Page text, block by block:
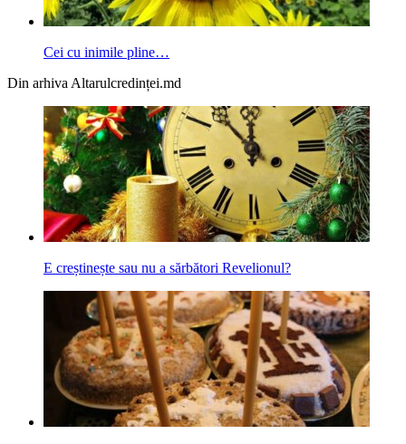
Cei cu inimile pline…
Din arhiva Altarulcredinței.md
E creștinește sau nu a sărbători Revelionul?